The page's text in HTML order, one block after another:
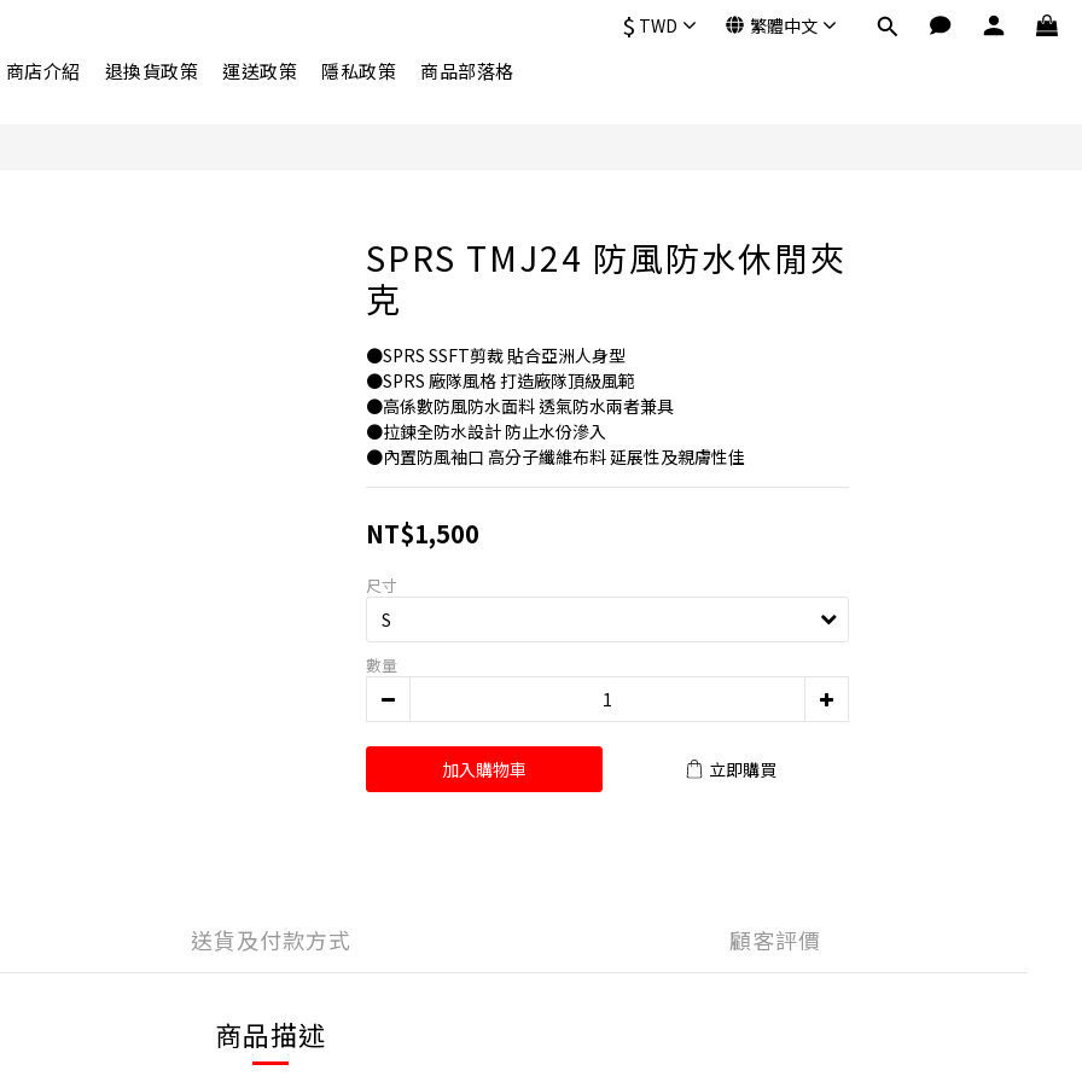
$ TWD 繁體中文
商店介紹 退換貨政策 運送政策 隱私政策 商品部落格
SPRS TMJ24 防風防水休閒夾
克
●SPRS SSFT剪裁 貼合亞洲人身型
●SPRS 廠隊風格 打造廠隊頂級風範
●高係數防風防水面料 透氣防水兩者兼具
●拉鍊全防水設計 防止水份滲入
●內置防風袖口 高分子纖維布料 延展性及親膚性佳
NT$1,500
尺寸
數量
加入購物車 立即購買
送貨及付款方式 顧客評價
商品描述
立即購買